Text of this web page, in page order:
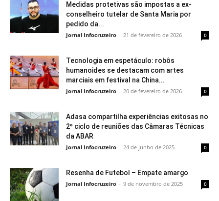
Medidas protetivas são impostas a ex-
conselheiro tutelar de Santa Maria por
pedido da...
Jornal Infocruzeiro - 21 de fevereiro de 2026 0
Tecnologia em espetáculo: robôs
humanoides se destacam com artes
marciais em festival na China...
Jornal Infocruzeiro - 20 de fevereiro de 2026 0
Adasa compartilha experiências exitosas no
2º ciclo de reuniões das Câmaras Técnicas
da ABAR
Jornal Infocruzeiro - 24 de junho de 2025 0
Resenha de Futebol – Empate amargo
Jornal Infocruzeiro - 9 de novembro de 2025 0